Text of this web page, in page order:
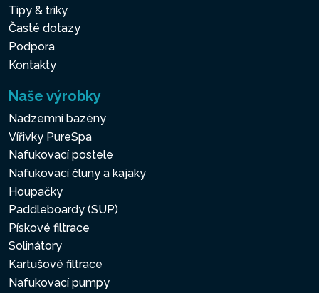
Tipy & triky
Časté dotazy
Podpora
Kontakty
Naše výrobky
Nadzemní bazény
Vířivky PureSpa
Nafukovací postele
Nafukovací čluny a kajaky
Houpačky
Paddleboardy (SUP)
Pískové filtrace
Solinátory
Kartušové filtrace
Nafukovací pumpy